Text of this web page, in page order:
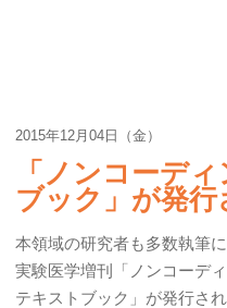
2015年12月04日（金）
「ノンコーデ
ブック」が発行
本領域の研究者も多数執筆
実験医学増刊「ノンコーデ
テキストブック」が発行され